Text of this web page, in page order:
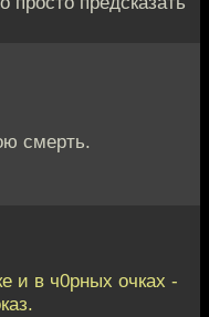
смерть.
и в ч0рных очках -